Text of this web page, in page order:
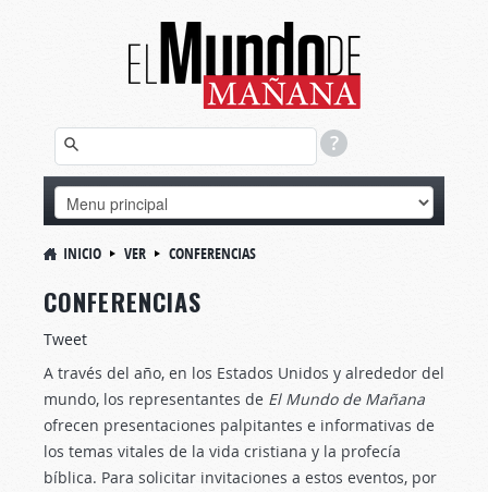
INICIO VER CONFERENCIAS
CONFERENCIAS
Tweet
A través del año, en los Estados Unidos y alrededor del
mundo, los representantes de El Mundo de Mañana
ofrecen presentaciones palpitantes e informativas de
los temas vitales de la vida cristiana y la profecía
bíblica. Para solicitar invitaciones a estos eventos, por